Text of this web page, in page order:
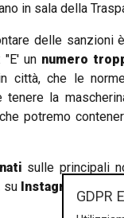
in sala della
delle sanzioni
"E' un numero
città, che le
tenere la
potremo
sulle principali
su Instagram
GDPR